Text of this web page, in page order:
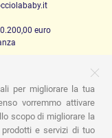
euro
Pappa
Nanna
Gioco
Gift card
per migliorare la tua
vorremmo attivare
scopo di migliorare la
e servizi di tuo